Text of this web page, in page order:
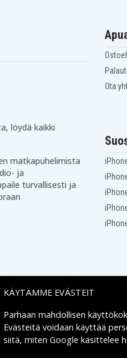
löydä kaikki
matkapuhelimista
ja
turvallisesti ja
Ota
KÄYTÄMME EVÄSTEIT
Parhaan mahdollisen
Evästeitä voidaan käyttää
siitä, miten Google käsittelee